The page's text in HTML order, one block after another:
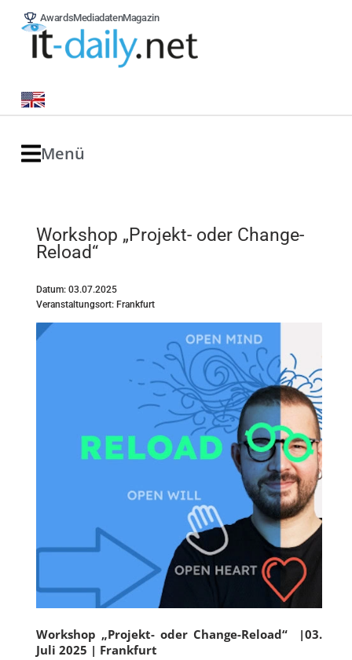
AwardsMediadatenMagazin
Menü
Workshop „Projekt- oder Change-
Reload“
Datum: 03.07.2025
Veranstaltungsort: Frankfurt
Workshop „Projekt- oder Change-Reload“|03.
Juli 2025 | Frankfurt